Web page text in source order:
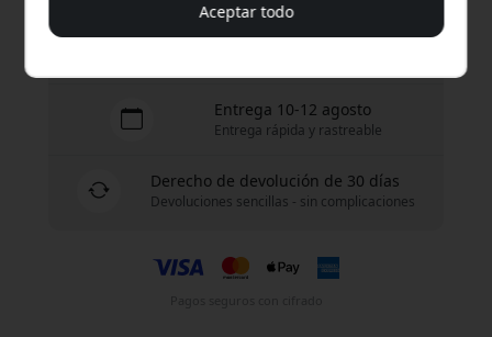
Envío de 9.99 EUR en España
Entrega 10-12 agosto
Entrega rápida y rastreable
Derecho de devolución de 30 días
Devoluciones sencillas - sin complicaciones
Aceptar todo